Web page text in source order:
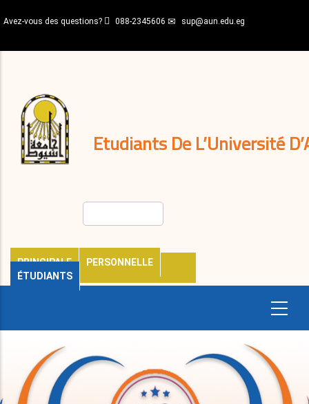
au
principal
Avez-vous des questions? 088-2345606 sup@aun.edu.eg
Etudiants De L’Université
PRINCIPALE
PERSONNELLE
ÉTUDIANTS
décisions
Expatriés
Journal